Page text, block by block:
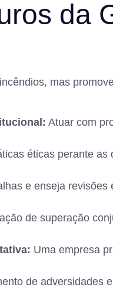
da
mas
Atuar com
éticas perante as
e enseja
de superação
Uma empresa
de adversidades